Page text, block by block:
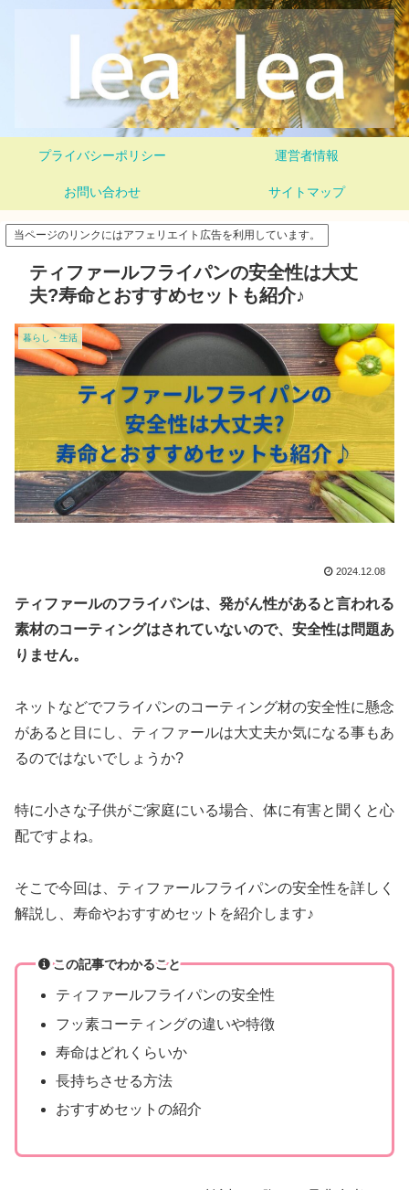
プライバシーポリシー 運営者情報
お問い合わせ サイトマップ
当ページのリンクにはアフェリエイト広告を利用しています。
ティファールフライパンの安全性は大丈
夫?寿命とおすすめセットも紹介♪
暮らし・生活
2024.12.08
ティファールのフライパンは、発がん性があると言われる
素材のコーティングはされていないので、安全性は問題あ
りません。
ネットなどでフライパンのコーティング材の安全性に懸念
があると目にし、ティファールは大丈夫か気になる事もあ
るのではないでしょうか?
特に小さな子供がご家庭にいる場合、体に有害と聞くと心
配ですよね。
そこで今回は、ティファールフライパンの安全性を詳しく
解説し、寿命やおすすめセットを紹介します♪
この記事でわかること
ティファールフライパンの安全性
フッ素コーティングの違いや特徴
寿命はどれくらいか
長持ちさせる方法
おすすめセットの紹介